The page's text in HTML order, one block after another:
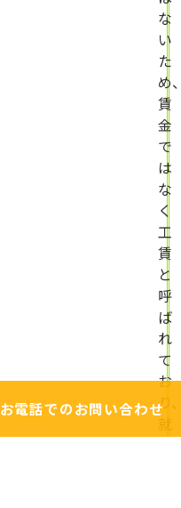
お電話でのお問い合わせ
な
い
た
め
賃
金
で
は
な
く
工
賃
と
呼
ば
れ
て
お
り